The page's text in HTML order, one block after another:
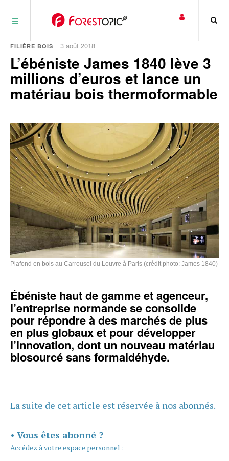
FILIÈRE BOIS 3 août 2018
L’ébéniste James 1840 lève 3
millions d’euros et lance un
matériau bois thermoformable
Plafond en bois au Carrousel du Louvre à Paris (crédit photo: James 1840)
Ébéniste haut de gamme et agenceur,
l’entreprise normande se consolide
pour répondre à des marchés de plus
en plus globaux et pour développer
l’innovation, dont un nouveau matériau
biosourcé sans formaldéhyde.
La suite de cet article est réservée à nos abonnés.
• Vous êtes abonné ?
Accédez à votre espace personnel :